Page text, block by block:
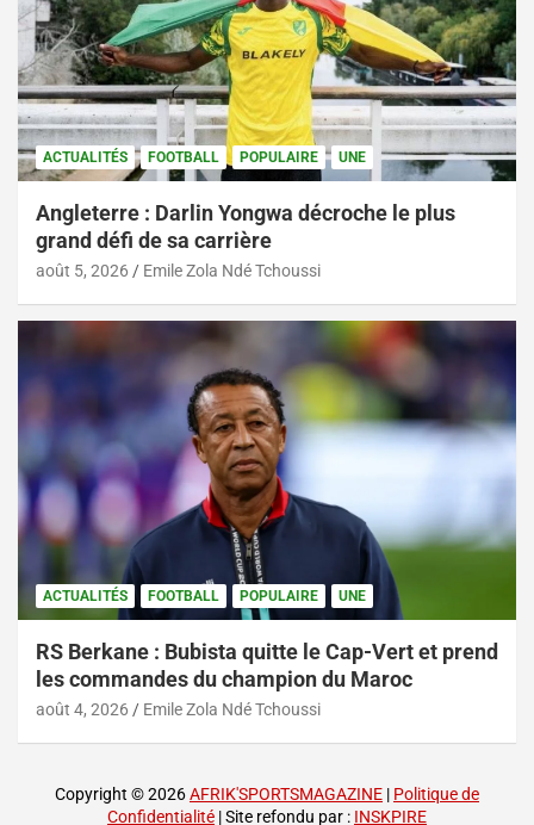
ACTUALITÉS FOOTBALL POPULAIRE UNE
Angleterre : Darlin Yongwa décroche le plus
grand défi de sa carrière
août 5, 2026 Emile Zola Ndé Tchoussi
ACTUALITÉS FOOTBALL POPULAIRE UNE
RS Berkane : Bubista quitte le Cap-Vert et prend
les commandes du champion du Maroc
août 4, 2026 Emile Zola Ndé Tchoussi
Copyright © 2026AFRIK'SPORTSMAGAZINE | Politique de
Confidentialité | Site refondu par : INSKPIRE